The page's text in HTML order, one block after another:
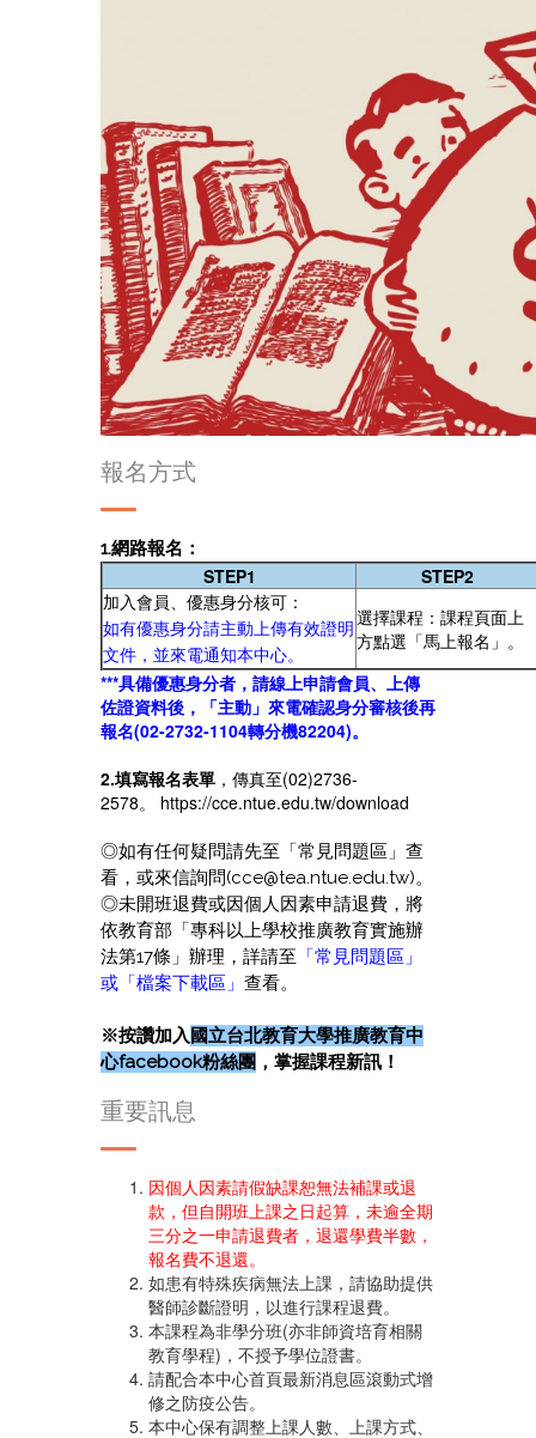
報名方式
1.網路報名：
STEP1 STEP2
加入會員、優惠身分核可：
如有優惠身分請主動上傳有效證明
文件，並來電通知本中心。
選擇課程：課程頁面上
方點選「馬上報名」。
***具備優惠身分者，請線上申請會員、上傳
佐證資料後，「主動」來電確認身分審核後再
報名(02-2732-1104轉分機82204)。
2.填寫報名表單 ，傳真至(02)2736-
2578。 https://cce.ntue.edu.tw/download
◎如有任何疑問請先至「常見問題區」查
看，或來信詢問(cce@tea.ntue.edu.tw)。
◎未開班退費或因個人因素申請退費，將
依教育部「專科以上學校推廣教育實施辦
法第17條」辦理，詳請至 「 常見問題區 」
或「 檔案下載區 」 查看。
※按讚加入國立台北教育大學推廣教育中
心facebook粉絲團 ，掌握課程新訊！
重要訊息
因個人因素請假缺課恕無法補課或退
款，但自開班上課之日起算，未逾全期
三分之一申請退費者，退還學費半數，
報名費不退還。
如患有特殊疾病無法上課，請協助提供
醫師診斷證明，以進行課程退費。
本課程為非學分班(亦非師資培育相關
教育學程)，不授予學位證書。
請配合本中心首頁最新消息區滾動式增
修之防疫公告。
本中心保有調整上課人數、上課方式、